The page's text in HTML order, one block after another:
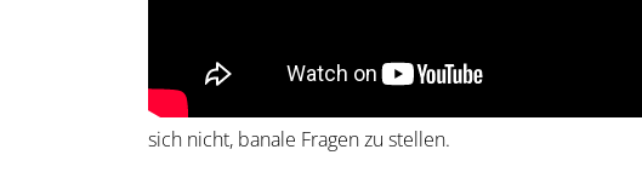
schon immer so gemacht!“ zeigen, wie die
sogenannten alten Hasen machen oft die meisten
sich nicht, banale Fragen zu stellen.